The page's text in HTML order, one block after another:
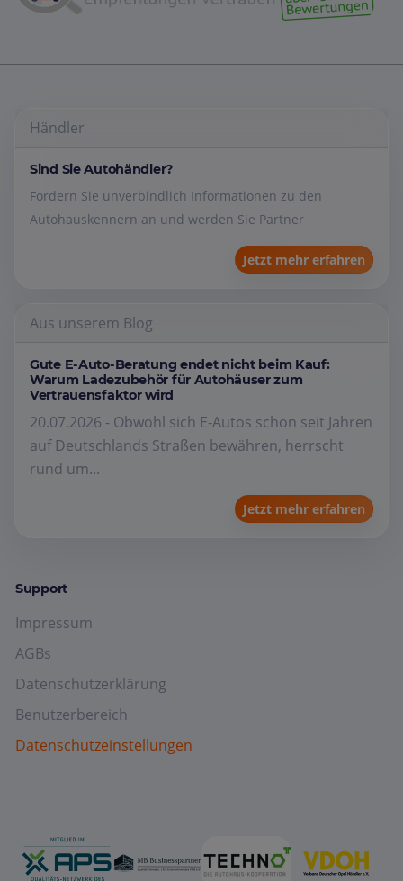
Händler
Sind Sie Autohändler?
Fordern Sie unverbindlich Informationen zu den
Autohauskennern an und werden Sie Partner
Jetzt mehr erfahren
Aus unserem Blog
Gute E-Auto-Beratung endet nicht beim Kauf:
Warum Ladezubehör für Autohäuser zum
Vertrauensfaktor wird
20.07.2026 - Obwohl sich E-Autos schon seit Jahren
auf Deutschlands Straßen bewähren, herrscht
rund um...
Jetzt mehr erfahren
Support
Impressum
AGBs
Datenschutzerklärung
Benutzerbereich
Datenschutzeinstellungen